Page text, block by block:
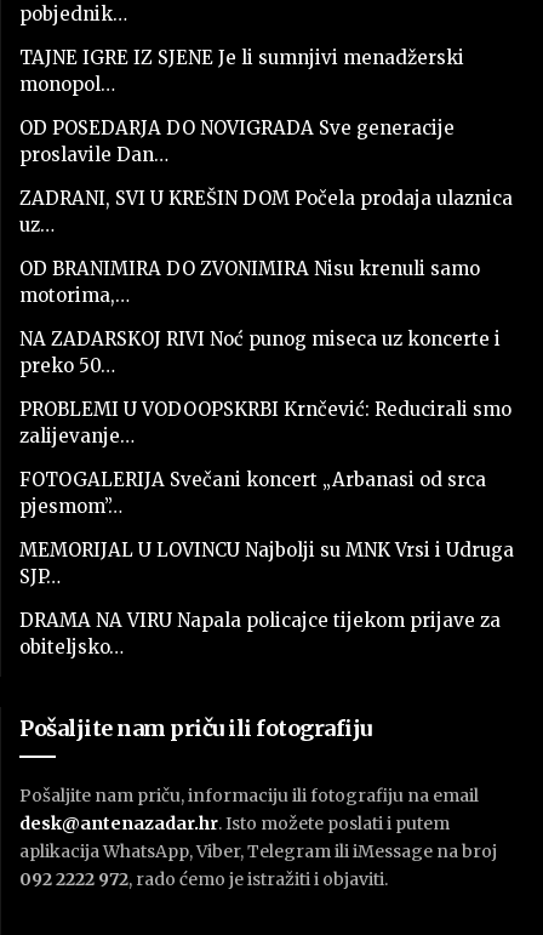
pobjednik…
TAJNE IGRE IZ SJENE Je li sumnjivi menadžerski
monopol…
OD POSEDARJA DO NOVIGRADA Sve generacije
proslavile Dan…
ZADRANI, SVI U KREŠIN DOM Počela prodaja ulaznica
uz…
OD BRANIMIRA DO ZVONIMIRA Nisu krenuli samo
motorima,…
NA ZADARSKOJ RIVI Noć punog miseca uz koncerte i
preko 50…
PROBLEMI U VODOOPSKRBI Krnčević: Reducirali smo
zalijevanje…
FOTOGALERIJA Svečani koncert „Arbanasi od srca
pjesmom”…
MEMORIJAL U LOVINCU Najbolji su MNK Vrsi i Udruga
SJP…
DRAMA NA VIRU Napala policajce tijekom prijave za
obiteljsko…
Pošaljite nam priču ili fotografiju
Pošaljite nam priču, informaciju ili fotografiju na email
desk@antenazadar.hr. Isto možete poslati i putem
aplikacija WhatsApp, Viber, Telegram ili iMessage na broj
092 2222 972, rado ćemo je istražiti i objaviti.